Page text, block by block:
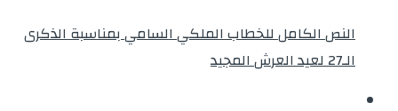
النص الكامل للخطاب الملكي السامي بمناسبة الذكرى
الـ27 لعيد العرش المجيد